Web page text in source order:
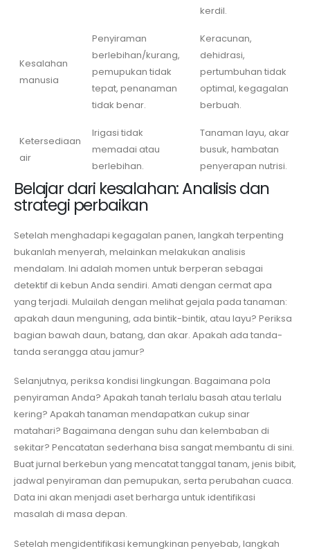
kerdil.
Kesalahan
manusia
Penyiraman
berlebihan/kurang,
pemupukan tidak
tepat, penanaman
tidak benar.
Keracunan,
dehidrasi,
pertumbuhan tidak
optimal, kegagalan
berbuah.
Ketersediaan
air
Irigasi tidak
memadai atau
berlebihan.
Tanaman layu, akar
busuk, hambatan
penyerapan nutrisi.
Belajar dari kesalahan: Analisis dan
strategi perbaikan
Setelah menghadapi kegagalan panen, langkah terpenting
bukanlah menyerah, melainkan melakukan analisis
mendalam. Ini adalah momen untuk berperan sebagai
detektif di kebun Anda sendiri. Amati dengan cermat apa
yang terjadi. Mulailah dengan melihat gejala pada tanaman:
apakah daun menguning, ada bintik-bintik, atau layu? Periksa
bagian bawah daun, batang, dan akar. Apakah ada tanda-
tanda serangga atau jamur?
Selanjutnya, periksa kondisi lingkungan. Bagaimana pola
penyiraman Anda? Apakah tanah terlalu basah atau terlalu
kering? Apakah tanaman mendapatkan cukup sinar
matahari? Bagaimana dengan suhu dan kelembaban di
sekitar? Pencatatan sederhana bisa sangat membantu di sini.
Buat jurnal berkebun yang mencatat tanggal tanam, jenis bibit,
jadwal penyiraman dan pemupukan, serta perubahan cuaca.
Data ini akan menjadi aset berharga untuk identifikasi
masalah di masa depan.
Setelah mengidentifikasi kemungkinan penyebab, langkah